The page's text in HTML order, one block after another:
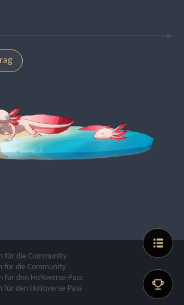
für die Community
für die Community
den HoYoverse-Pass
für den HoYoverse-Pass